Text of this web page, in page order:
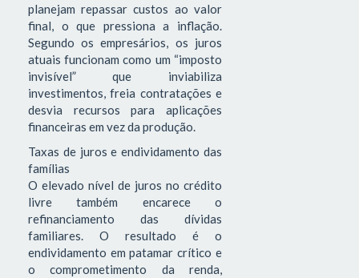
planejam repassar custos ao valor
final, o que pressiona a inflação.
Segundo os empresários, os juros
atuais funcionam como um “imposto
invisível” que inviabiliza
investimentos, freia contratações e
desvia recursos para aplicações
financeiras em vez da produção.
Taxas de juros e endividamento das
famílias
O elevado nível de juros no crédito
livre também encarece o
refinanciamento das dívidas
familiares. O resultado é o
endividamento em patamar crítico e
o comprometimento da renda,